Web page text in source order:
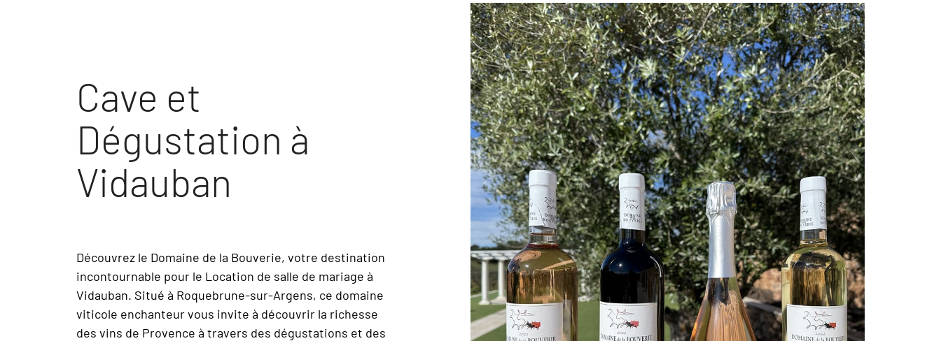
Cave et
Dégustation à
Vidauban
Découvrez le Domaine de la Bouverie, votre destination
incontournable pour le Location de salle de mariage à
Vidauban. Situé à Roquebrune-sur-Argens, ce domaine
viticole enchanteur vous invite à découvrir la richesse
des vins de Provence à travers des dégustations et des